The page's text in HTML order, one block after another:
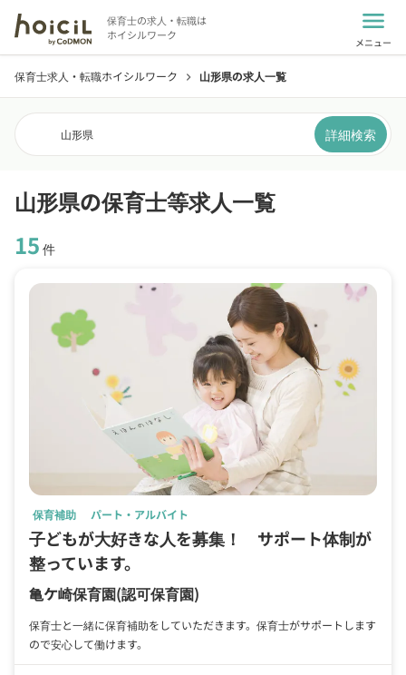
保育士の求人・転職は
ホイシルワーク
menu
メニュー
保育士求人・転職ホイシルワーク chevron_right 山形県の求人一覧
山形県 詳細検索
山形県の保育士等求人一覧
15 件
保育補助 パート・アルバイト
子どもが大好きな人を募集！ サポート体制が
整っています。
亀ケ崎保育園(認可保育園)
保育士と一緒に保育補助をしていただきます。保育士がサポートします
ので安心して働けます。